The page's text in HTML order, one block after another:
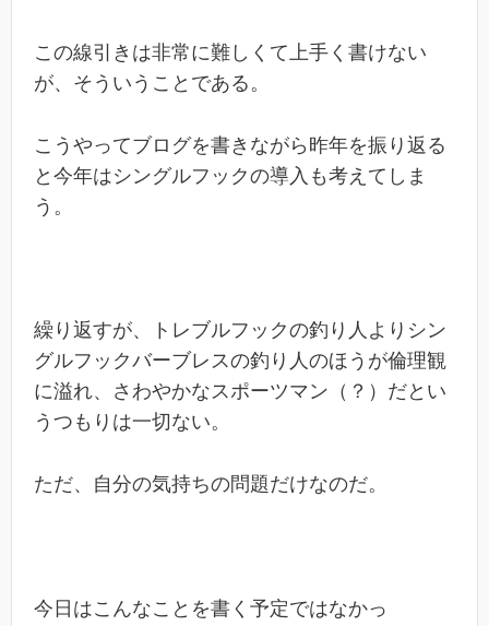
この線引きは非常に難しくて上手く書けない
が、そういうことである。
こうやってブログを書きながら昨年を振り返る
と今年はシングルフックの導入も考えてしま
う。
繰り返すが、トレブルフックの釣り人よりシン
グルフックバーブレスの釣り人のほうが倫理観
に溢れ、さわやかなスポーツマン（？）だとい
うつもりは一切ない。
ただ、自分の気持ちの問題だけなのだ。
今日はこんなことを書く予定ではなかっ